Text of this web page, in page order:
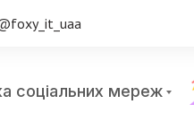
соціальних мереж